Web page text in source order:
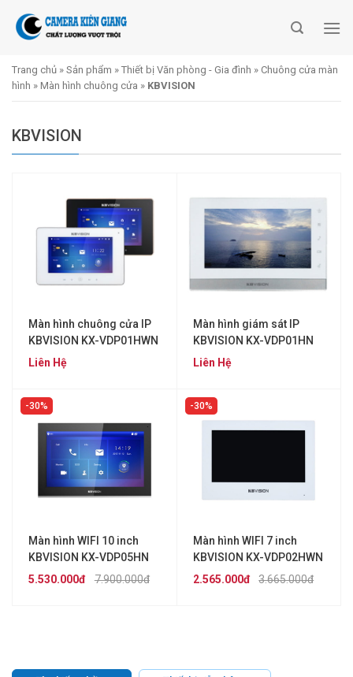
Trang chủ » Sản phẩm » Thiết bị Văn phòng - Gia đình » Chuông cửa màn
hình » Màn hình chuông cửa » KBVISION
KBVISION
Màn hình chuông cửa IP
KBVISION KX-VDP01HWN
Liên Hệ
Màn hình giám sát IP
KBVISION KX-VDP01HN
Liên Hệ
30%
Màn hình WIFI 10 inch
KBVISION KX-VDP05HN
7.900.000đ
5.530.000đ
30%
Màn hình WIFI 7 inch
KBVISION KX-VDP02HWN
3.665.000đ
2.565.000đ